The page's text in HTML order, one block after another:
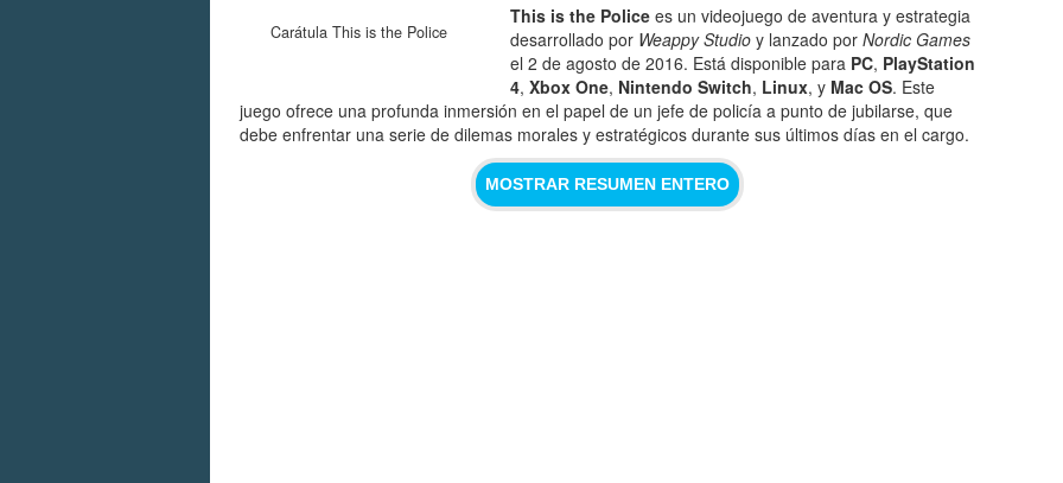
Carátula This is the Police
This is the Police es un videojuego de aventura y estrategia
desarrollado por Weappy Studio y lanzado por Nordic Games
el 2 de agosto de 2016. Está disponible para PC, PlayStation
4, Xbox One, Nintendo Switch, Linux, y Mac OS. Este
juego ofrece una profunda inmersión en el papel de un jefe de policía a punto de jubilarse, que
debe enfrentar una serie de dilemas morales y estratégicos durante sus últimos días en el cargo.
MOSTRAR RESUMEN ENTERO